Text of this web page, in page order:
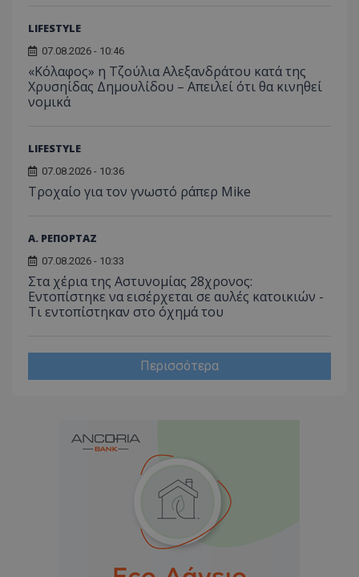
LIFESTYLE
07.08.2026 - 10:46
«Κόλαφος» η Τζούλια Αλεξανδράτου κατά της
Χρυσηίδας Δημουλίδου – Απειλεί ότι θα κινηθεί
νομικά
LIFESTYLE
07.08.2026 - 10:36
Τροχαίο για τον γνωστό ράπερ Mike
Α. ΡΕΠΟΡΤΑΖ
07.08.2026 - 10:33
Στα χέρια της Αστυνομίας 28χρονος:
Εντοπίστηκε να εισέρχεται σε αυλές κατοικιών -
Τι εντοπίστηκαν στο όχημά του
Περισσότερα